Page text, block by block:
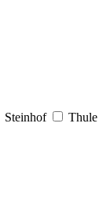
Steinhof
Thule